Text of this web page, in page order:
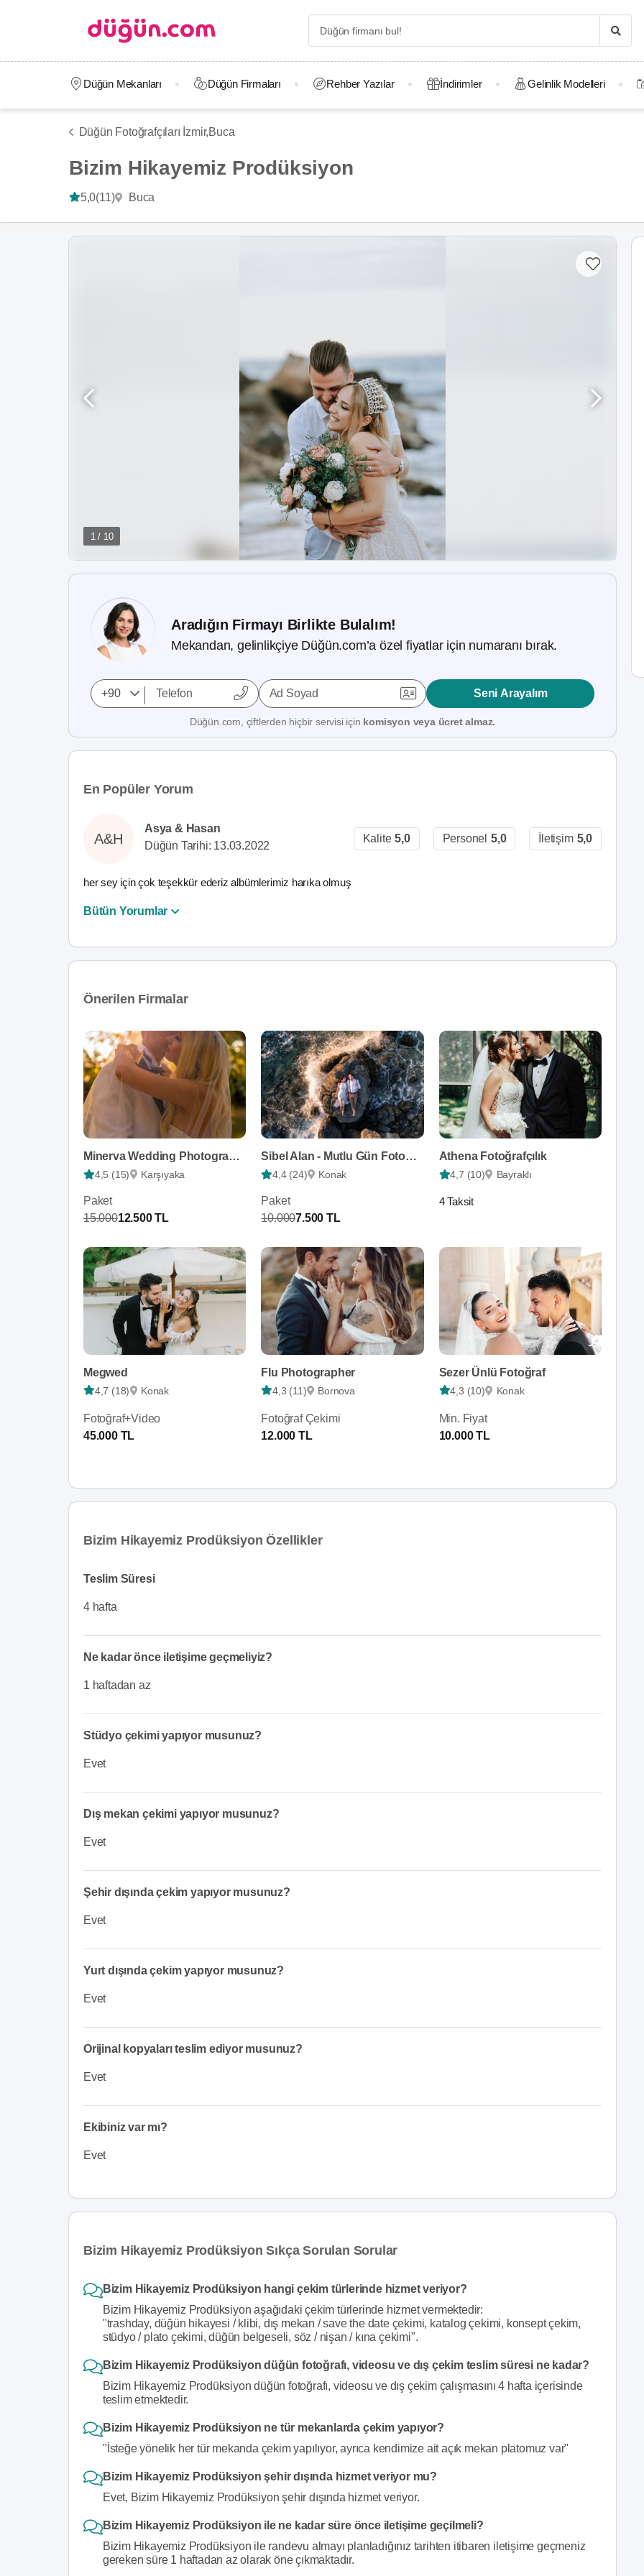
Düğün Mekanları Düğün Firmaları Rehber Yazılar İndirimler Gelinlik Modelleri
Düğün Fotoğrafçıları İzmir,Buca
Bizim Hikayemiz Prodüksiyon
5,0(11) Buca
1 / 10
Aradığın Firmayı Birlikte Bulalım!
Mekandan, gelinlikçiye Düğün.com’a özel fiyatlar için numaranı bırak.
Ad Soyad Seni Arayalım
Düğün.com, çiftlerden hiçbir servisi için komisyon veya ücret almaz.
En Popüler Yorum
A&H
Asya & Hasan
Düğün Tarihi: 13.03.2022
Kalite 5,0 Personel 5,0 İletişim 5,0
her sey için çok teşekkür ederiz albümlerimiz harıka olmuş
Bütün Yorumlar
Önerilen Firmalar
Minerva Wedding Photography
4,5 (15) Karşıyaka
Paket
15.00012.500 TL
Sibel Alan - Mutlu Gün Fotoğrafçısı
4,4 (24) Konak
Paket
10.0007.500 TL
Athena Fotoğrafçılık
4,7 (10) Bayraklı
4 Taksit
Megwed
4,7 (18) Konak
Fotoğraf+Video
45.000 TL
Flu Photographer
4,3 (11) Bornova
Fotoğraf Çekimi
12.000 TL
Sezer Ünlü Fotoğraf
4,3 (10) Konak
Min. Fiyat
10.000 TL
Bizim Hikayemiz Prodüksiyon Özellikler
Teslim Süresi
4 hafta
Ne kadar önce iletişime geçmeliyiz?
1 haftadan az
Stüdyo çekimi yapıyor musunuz?
Evet
Dış mekan çekimi yapıyor musunuz?
Evet
Şehir dışında çekim yapıyor musunuz?
Evet
Yurt dışında çekim yapıyor musunuz?
Evet
Orijinal kopyaları teslim ediyor musunuz?
Evet
Ekibiniz var mı?
Evet
Bizim Hikayemiz Prodüksiyon Sıkça Sorulan Sorular
Bizim Hikayemiz Prodüksiyon hangi çekim türlerinde hizmet veriyor?
Bizim Hikayemiz Prodüksiyon aşağıdaki çekim türlerinde hizmet vermektedir:
"trashday, düğün hikayesi / klibi, dış mekan / save the date çekimi, katalog çekimi, konsept çekim,
stüdyo / plato çekimi, düğün belgeseli, söz / nişan / kına çekimi".
Bizim Hikayemiz Prodüksiyon düğün fotoğrafı, videosu ve dış çekim teslim süresi ne kadar?
Bizim Hikayemiz Prodüksiyon düğün fotoğrafı, videosu ve dış çekim çalışmasını 4 hafta içerisinde
teslim etmektedir.
Bizim Hikayemiz Prodüksiyon ne tür mekanlarda çekim yapıyor?
"İsteğe yönelik her tür mekanda çekim yapılıyor, ayrıca kendimize ait açık mekan platomuz var"
Bizim Hikayemiz Prodüksiyon şehir dışında hizmet veriyor mu?
Evet, Bizim Hikayemiz Prodüksiyon şehir dışında hizmet veriyor.
Bizim Hikayemiz Prodüksiyon ile ne kadar süre önce iletişime geçilmeli?
Bizim Hikayemiz Prodüksiyon ile randevu almayı planladığınız tarihten itibaren iletişime geçmeniz
gereken süre 1 haftadan az olarak öne çıkmaktadır.